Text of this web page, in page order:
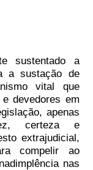
sustentado a
a sustação de
vital que
devedores em
apenas
certeza e
extrajudicial,
compelir ao
nas